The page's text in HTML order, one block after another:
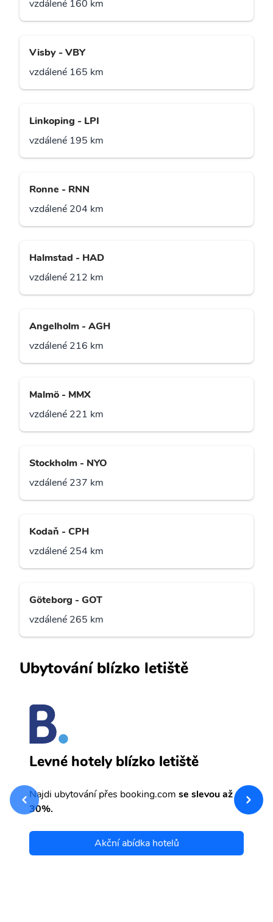
vzdálené 160 km
Visby - VBY
vzdálené 165 km
Linkoping - LPI
vzdálené 195 km
Ronne - RNN
vzdálené 204 km
Halmstad - HAD
vzdálené 212 km
Angelholm - AGH
vzdálené 216 km
Malmö - MMX
vzdálené 221 km
Stockholm - NYO
vzdálené 237 km
Kodaň - CPH
vzdálené 254 km
Göteborg - GOT
vzdálené 265 km
Ubytování blízko letiště
Levné hotely blízko letiště
Najdi ubytování přes booking.com se slevou až
30%.
Akční abídka hotelů